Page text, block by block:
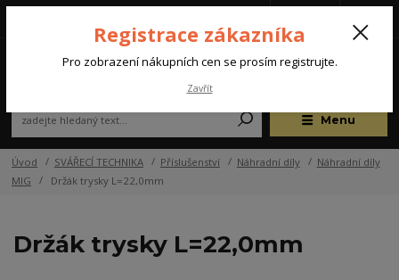
Menu
(Po-Pá, 07:00-15:30 hod.)
Úvod SVÁŘECÍ TECHNIKA Příslušenství Náhradní díly
Náhradní díly
MIG
Držák trysky L=22,0mm
Držák trysky L=22,0mm
Registrace zákazníka
Pro zobrazení nákupních cen se prosím registrujte.
Zavřít